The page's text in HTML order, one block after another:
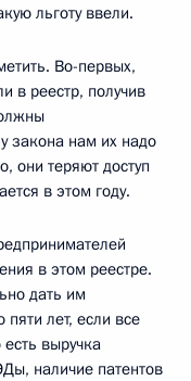
льготу ввели.
Во-первых,
в реестр, получив
закона нам их надо
они теряют доступ
в этом году.
в этом реестре.
дать им
пяти лет, если все
выручка
наличие патентов